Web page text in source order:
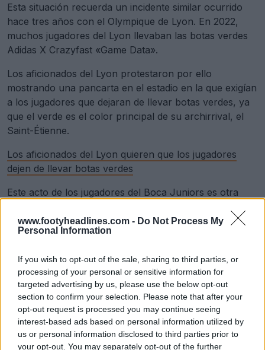
www.footyheadlines.com - Do Not Process My
Personal Information
If you wish to opt-out of the sale, sharing to third parties, or
processing of your personal or sensitive information for
targeted advertising by us, please use the below opt-out
section to confirm your selection. Please note that after your
opt-out request is processed you may continue seeing
interest-based ads based on personal information utilized by
us or personal information disclosed to third parties prior to
your opt-out. You may separately opt-out of the further
Esta situación recuerda un incidente similar ocurrido
hace tres años con el Olympique de Lyon. En 2022,
muchos jugadores del Lyon llevaban las botas verdes
Adidas X Crazyfast «Game Data».
Los aficionados del Lyon protestaron por ello
mostrando una pancarta en el estadio en la que exigían
a los jugadores que dejaran de llevar botas verdes, ya
que el verde es el color principal de su archirrival, el
Saint-Étienne.
Los aficionados del Lyon quieren que los jugadores
dejen de llevar botas verdes
Este acto de los jugadores del Boca Juniors es otra
rivalidades futbolísticas, en las que incluso el color de
las botas tiene un peso significativo.